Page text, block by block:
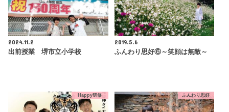
2024.11.2
出前授業 堺市立小学校
2019.5.6
ふんわり思好⑥～笑顔は無敵～
Happy研修 ふんわり思好